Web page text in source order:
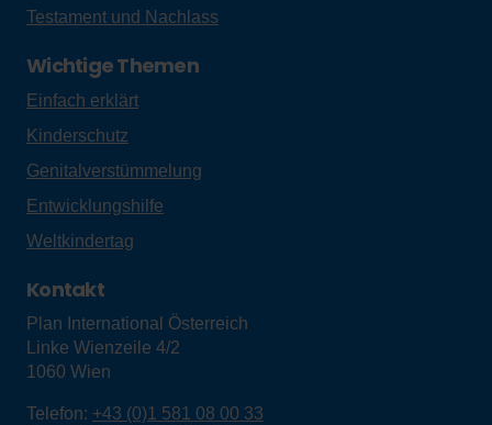
Testament und Nachlass
Wichtige Themen
Einfach erklärt
Kinderschutz
Genitalverstümmelung
Entwicklungshilfe
Weltkindertag
Kontakt
Plan International Österreich
Linke Wienzeile 4/2
1060 Wien
Telefon: +43 (0)1 581 08 00 33